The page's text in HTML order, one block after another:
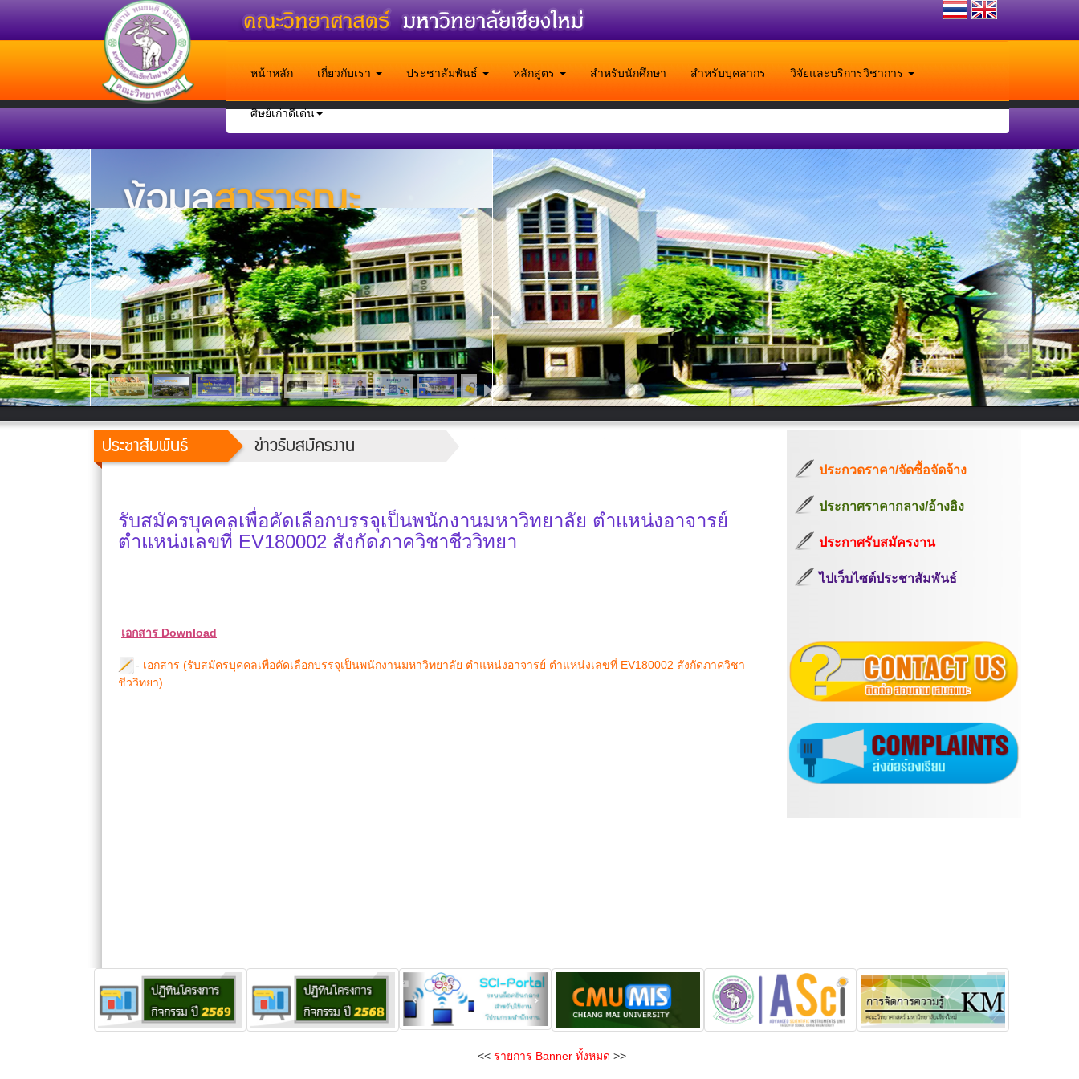
หน้าหลัก เกี่ยวกับเรา ประชาสัมพันธ์ หลักสูตร สำหรับนักศึกษา สำหรับบุคลากร วิจัยและบริการวิชาการ
ศิษย์เก่าดีเด่น
ประชาสัมพันธ์ ข่าวรับสมัครงาน
รับสมัครบุคคลเพื่อคัดเลือกบรรจุเป็นพนักงานมหาวิทยาลัย ตำแหน่งอาจารย์
ตำแหน่งเลขที่ EV180002 สังกัดภาควิชาชีววิทยา
เอกสาร Download
- เอกสาร (รับสมัครบุคคลเพื่อคัดเลือกบรรจุเป็นพนักงานมหาวิทยาลัย ตำแหน่งอาจารย์ ตำแหน่งเลขที่ EV180002 สังกัดภาควิชา
ชีววิทยา)
ประกวดราคา/จัดซื้อจัดจ้าง
ประกาศราคากลาง/อ้างอิง
ประกาศรับสมัครงาน
ไปเว็บไซต์ประชาสัมพันธ์
<< รายการ Banner ทั้งหมด >>